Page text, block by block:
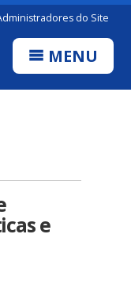
do Site
MENU
e